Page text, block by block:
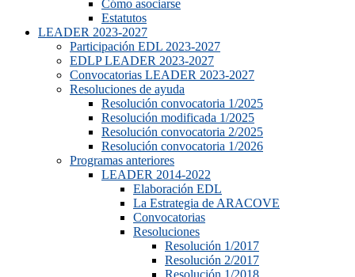
Cómo asociarse
Estatutos
LEADER 2023-2027
Participación EDL 2023-2027
EDLP LEADER 2023-2027
Convocatorias LEADER 2023-2027
Resoluciones de ayuda
Resolución convocatoria 1/2025
Resolución modificada 1/2025
Resolución convocatoria 2/2025
Resolución convocatoria 1/2026
Programas anteriores
LEADER 2014-2022
Elaboración EDL
La Estrategia de ARACOVE
Convocatorias
Resoluciones
Resolución 1/2017
Resolución 2/2017
Resolución 1/2018